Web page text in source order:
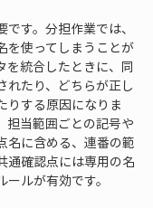
す。分担作業では、
を使ってしまうことが
を統合したときに、同
れたり、どちらが正し
りする原因になりま
担当範囲ごとの記号や
名に含める、連番の範
通確認点には専用の名
ルが有効です。